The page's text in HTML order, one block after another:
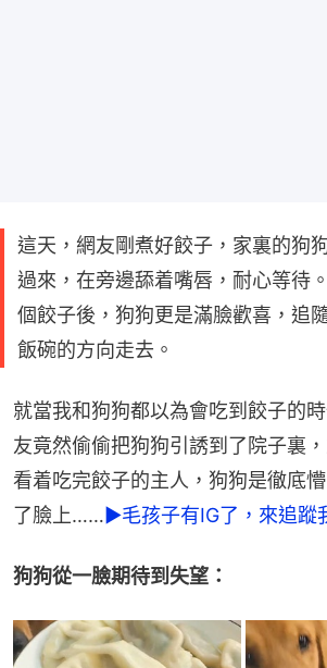
這天，網友剛煮好餃子，家裏的狗
過來，在旁邊舔着嘴唇，耐心等待
個餃子後，狗狗更是滿臉歡喜，追
飯碗的方向走去。
就當我和狗狗都以為會吃到餃子的
友竟然偷偷把狗狗引誘到了院子裏
看着吃完餃子的主人，狗狗是徹底
了臉上……►毛孩子有IG了，來追蹤
狗狗從一臉期待到失望：